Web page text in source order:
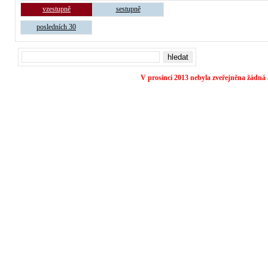
vzestupně sestupně
posledních 30
V prosinci 2013 nebyla zveřejněna